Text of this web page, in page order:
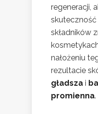
regeneracji,
składników
nałożeniu
rezultacie
gładsza i
promienna.